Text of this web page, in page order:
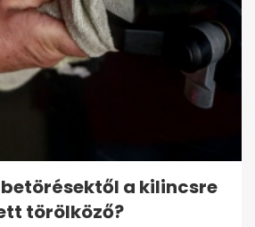
a kilincsre
törölköző?